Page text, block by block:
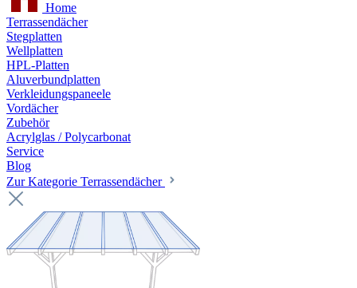
Home
Terrassendächer
Stegplatten
Wellplatten
HPL-Platten
Aluverbundplatten
Verkleidungspaneele
Vordächer
Zubehör
Acrylglas / Polycarbonat
Service
Blog
Zur Kategorie Terrassendächer